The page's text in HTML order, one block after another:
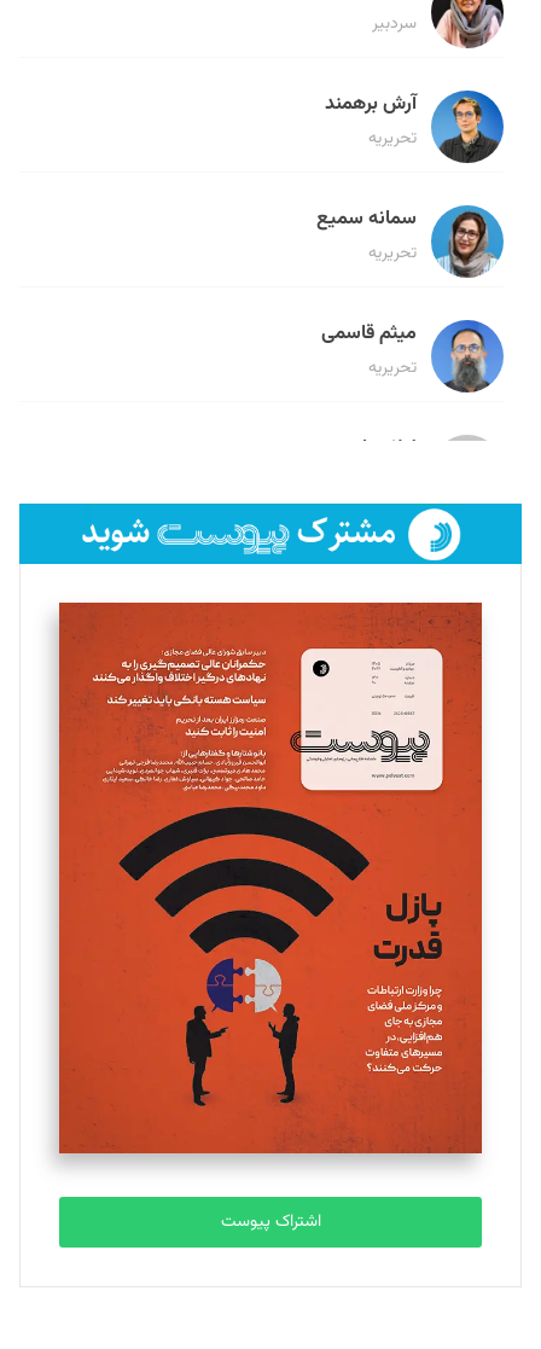
سردبیر
آرش برهمند
تحریریه
سمانه سمیع
تحریریه
میثم قاسمی
تحریریه
لیلا حنارود
فائزه فتحی رستمی
تحریریه
سروش کرمیان
تحریریه
مینا پاکدل
یسنا امان‌پور
تحریریه
ملینا جعفری
تحریریه
مصطفی مسجدی آرانی
تحریریه
بابک نقاش
تحریریه
اشتراک پیوست